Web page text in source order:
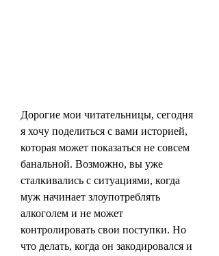
Дорогие мои читательницы, сегодня
я хочу поделиться с вами историей,
которая может показаться не совсем
банальной. Возможно, вы уже
сталкивались с ситуациями, когда
муж начинает злоупотреблять
алкоголем и не может
контролировать свои поступки. Но
что делать, когда он закодировался и